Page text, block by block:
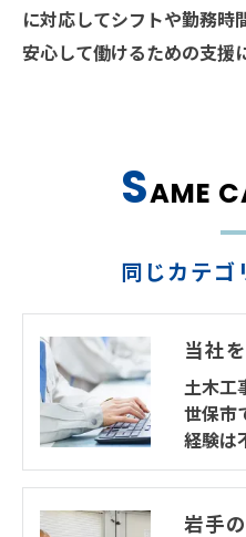
に対応してシフトや勤務時
安心して働けるための支援
同じカテゴ
SAME
当社
土木工
世保市
経験は
岩手